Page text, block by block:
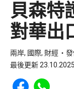
貝森特
對華出
兩岸, 國際, 財經
最後更新
Share to Facebook
Share to